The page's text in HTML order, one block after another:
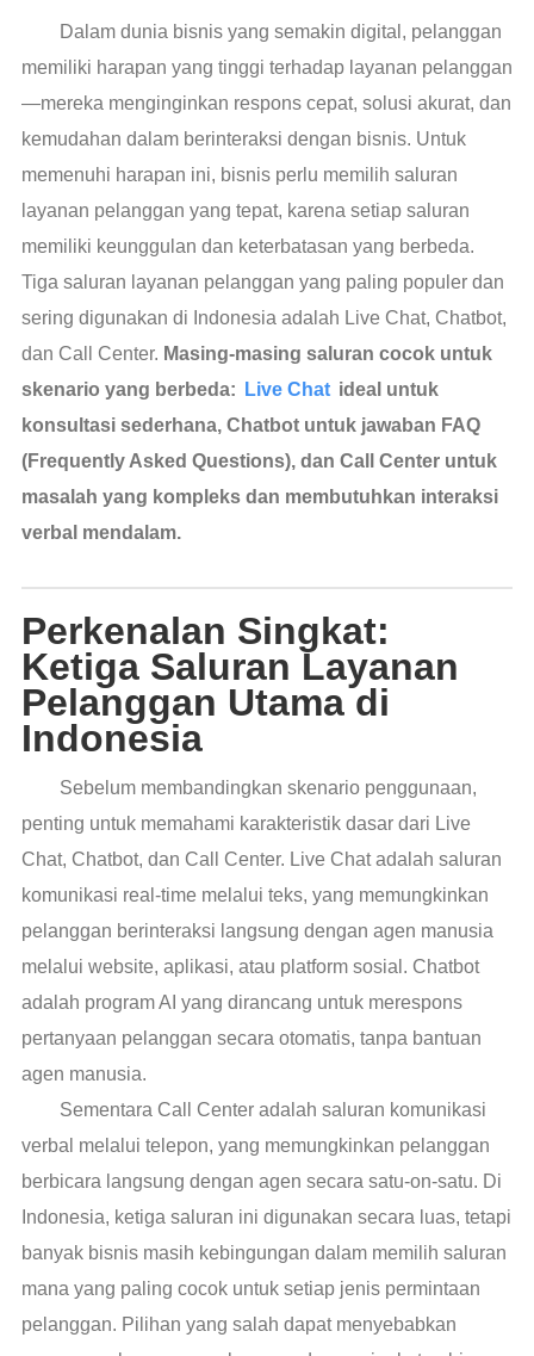
Dalam dunia bisnis yang semakin digital, pelanggan
memiliki harapan yang tinggi terhadap layanan pelanggan
—mereka menginginkan respons cepat, solusi akurat, dan
kemudahan dalam berinteraksi dengan bisnis. Untuk
memenuhi harapan ini, bisnis perlu memilih saluran
layanan pelanggan yang tepat, karena setiap saluran
memiliki keunggulan dan keterbatasan yang berbeda.
Tiga saluran layanan pelanggan yang paling populer dan
sering digunakan di Indonesia adalah Live Chat, Chatbot,
dan Call Center. Masing-masing saluran cocok untuk
skenario yang berbeda:
Live Chat ideal untuk
konsultasi sederhana, Chatbot untuk jawaban FAQ
(Frequently Asked Questions), dan Call Center untuk
masalah yang kompleks dan membutuhkan interaksi
verbal mendalam.
Perkenalan Singkat:
Ketiga Saluran Layanan
Pelanggan Utama di
Indonesia
Sebelum membandingkan skenario penggunaan,
penting untuk memahami karakteristik dasar dari Live
Chat, Chatbot, dan Call Center. Live Chat adalah saluran
komunikasi real-time melalui teks, yang memungkinkan
pelanggan berinteraksi langsung dengan agen manusia
melalui website, aplikasi, atau platform sosial. Chatbot
adalah program AI yang dirancang untuk merespons
pertanyaan pelanggan secara otomatis, tanpa bantuan
agen manusia.
Sementara Call Center adalah saluran komunikasi
verbal melalui telepon, yang memungkinkan pelanggan
berbicara langsung dengan agen secara satu-on-satu. Di
Indonesia, ketiga saluran ini digunakan secara luas, tetapi
banyak bisnis masih kebingungan dalam memilih saluran
mana yang paling cocok untuk setiap jenis permintaan
pelanggan. Pilihan yang salah dapat menyebabkan